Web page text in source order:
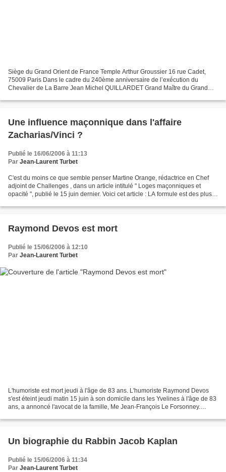
Siège du Grand Orient de France Temple Arthur Groussier 16 rue Cadet,
75009 Paris Dans le cadre du 240ème anniversaire de l’exécution du
Chevalier de La Barre Jean Michel QUILLARDET Grand Maître du Grand
Une influence maçonnique dans l'affaire
Zacharias/Vinci ?
Publié le 16/06/2006 à 11:13
Par Jean-Laurent Turbet
C'est du moins ce que semble penser Martine Orange, rédactrice en Chef
adjoint de Challenges , dans un article intitulé " Loges maçonniques et
opacité ", publié le 15 juin dernier. Voici cet article : LA formule est des plus
Raymond Devos est mort
Publié le 15/06/2006 à 12:10
Par Jean-Laurent Turbet
L'humoriste est mort jeudi à l'âge de 83 ans. L'humoriste Raymond Devos
s'est éteint jeudi matin 15 juin à son domicile dans les Yvelines à l'âge de 83
ans, a annoncé l'avocat de la famille, Me Jean-François Le Forsonney.
Un biographie du Rabbin Jacob Kaplan
Publié le 15/06/2006 à 11:34
Par Jean-Laurent Turbet